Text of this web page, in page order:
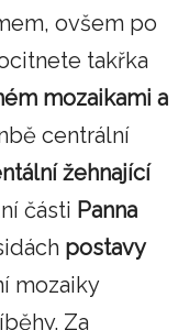
ovšem po
takřka
mozaikami a
centrální
žehnající
části Panna
postavy
mozaiky
Za